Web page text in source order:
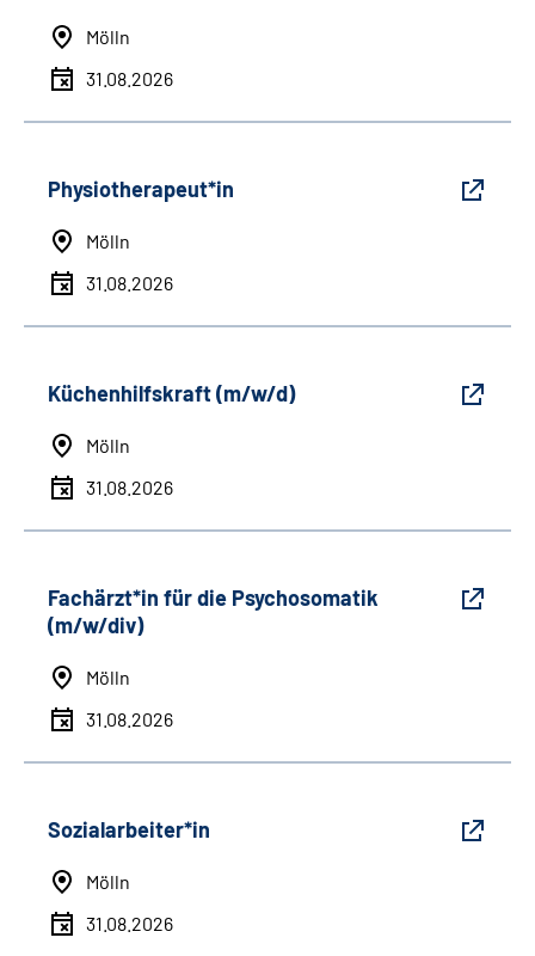
Mölln
31.08.2026
Physiotherapeut*in
Mölln
31.08.2026
Küchenhilfskraft (m/w/d)
Mölln
31.08.2026
Fachärzt*in für die Psychosomatik
(m/w/div)
Mölln
31.08.2026
Sozialarbeiter*in
Mölln
31.08.2026